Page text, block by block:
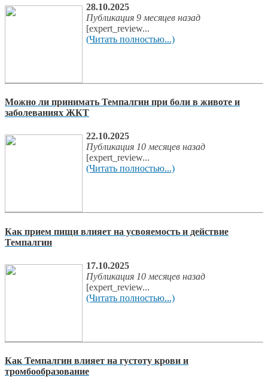
28.10.2025
Публикация 9 месяцев назад
[expert_review...
(Читать полностью...)
Можно ли принимать Темпалгин при боли в животе и
заболеваниях ЖКТ
22.10.2025
Публикация 10 месяцев назад
[expert_review...
(Читать полностью...)
Как прием пищи влияет на усвояемость и действие
Темпалгин
17.10.2025
Публикация 10 месяцев назад
[expert_review...
(Читать полностью...)
Как Темпалгин влияет на густоту крови и
тромбообразование